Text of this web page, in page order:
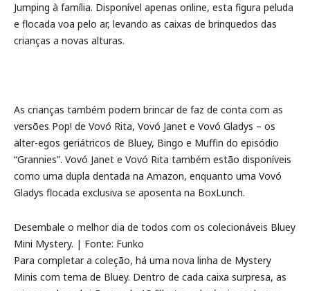
Jumping à família. Disponível apenas online, esta figura peluda
e flocada voa pelo ar, levando as caixas de brinquedos das
crianças a novas alturas.
As crianças também podem brincar de faz de conta com as
versões Pop! de Vovó Rita, Vovó Janet e Vovó Gladys – os
alter-egos geriátricos de Bluey, Bingo e Muffin do episódio
“Grannies”. Vovó Janet e Vovó Rita também estão disponíveis
como uma dupla dentada na Amazon, enquanto uma Vovó
Gladys flocada exclusiva se aposenta na BoxLunch.
Desembale o melhor dia de todos com os colecionáveis Bluey
Mini Mystery. | Fonte: Funko
Para completar a coleção, há uma nova linha de Mystery
Minis com tema de Bluey. Dentro de cada caixa surpresa, as